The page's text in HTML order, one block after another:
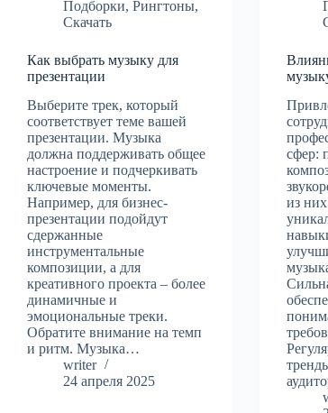
Подборки, Рингтоны,
Скачать
Как выбрать музыку для
презентации
Выберите трек, который
соответствует теме вашей
презентации. Музыка
должна поддерживать общее
настроение и подчеркивать
ключевые моменты.
Например, для бизнес-
презентации подойдут
сдержанные
инструментальные
композиции, а для
креативного проекта – более
динамичные и
эмоциональные треки.
Обратите внимание на темп
и ритм. Музыка…
writer
24 апреля 2025
сфер:
из